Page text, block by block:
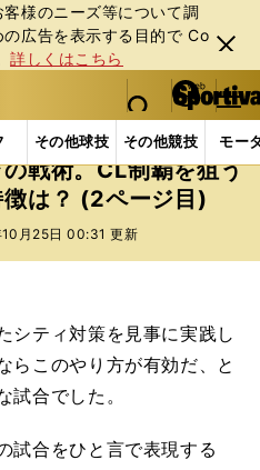
様のニーズ等について調
広告を表⽰する⽬的で Co
詳しくはこちら
閉じ
る
web Sportiva (webスポルティーバ)
検索
マイペ
ー
ジ
メニュ
その他球技 その他競技 モー
海外サッカー 海外サッカー
戦術。CL制覇を狙う
は？ (2ページ目)
月25日 00:31 更新
シティ対策を見事に実践し
らこのやり方が有効だ、と
試合でした。
試合をひと言で表現する